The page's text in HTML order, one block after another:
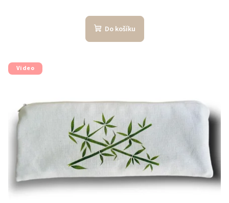
Do košíku
Video